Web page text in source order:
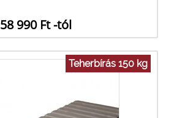
58 990 Ft -tól
Teherbírás 150 kg